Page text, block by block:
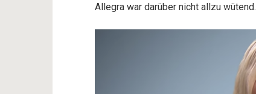
Allegra war darüber nicht allzu wütend.